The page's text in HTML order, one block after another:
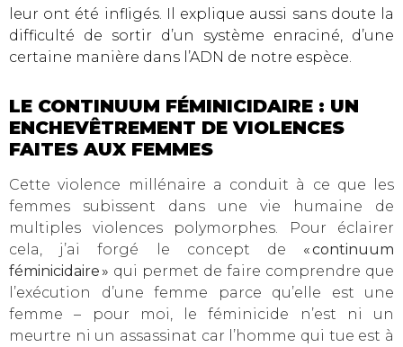
leur ont été infligés. Il explique aussi sans doute la
difficulté de sortir d’un système enraciné, d’une
certaine manière dans l’ADN de notre espèce.
LE CONTINUUM FÉMINICIDAIRE : UN
ENCHEVÊTREMENT DE VIOLENCES
FAITES AUX FEMMES
Cette violence millénaire a conduit à ce que les
femmes subissent dans une vie humaine de
multiples violences polymorphes. Pour éclairer
cela, j’ai forgé le concept de « continuum
féminicidaire » qui permet de faire comprendre que
l’exécution d’une femme parce qu’elle est une
femme – pour moi, le féminicide n’est ni un
meurtre ni un assassinat car l’homme qui tue est à